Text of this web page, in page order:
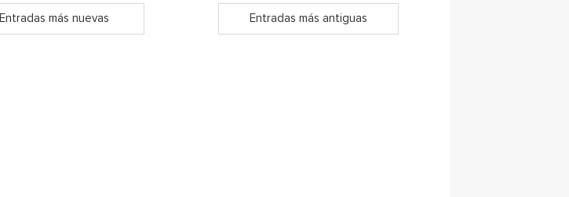
Entradas más nuevas Entradas más antiguas